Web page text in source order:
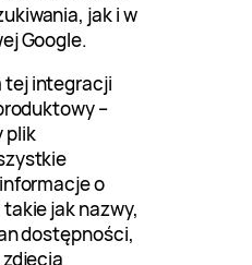
jak i w
Google.
tej integracji
–
plik
o
jak nazwy,
dostępności,